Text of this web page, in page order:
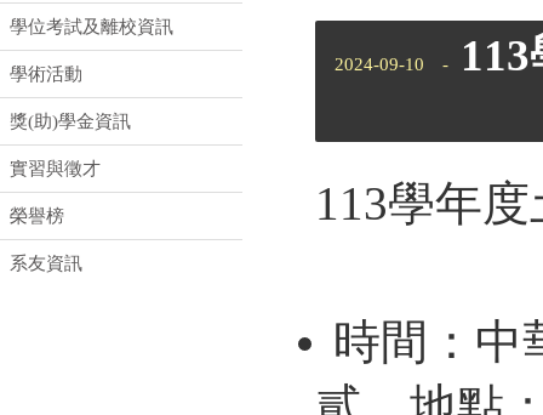
學位考試及離校資訊
學術活動
獎(助)學金資訊
實習與徵才
榮譽榜
系友資訊
2024-09-10 -
113學年
時間：中